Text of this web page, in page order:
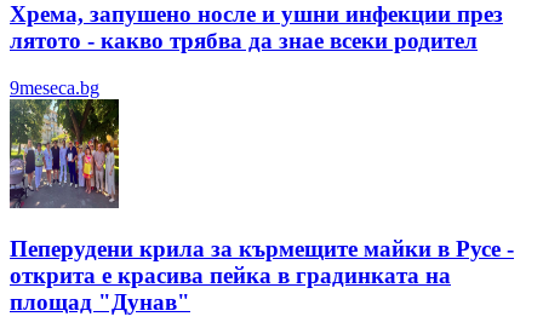
Хрема, запушено носле и ушни инфекции през
лятотo - какво трябва да знае всеки родител
9meseca.bg
Пеперудени крила за кърмещите майки в Русе -
открита е красива пейка в градинката на
площад "Дунав"